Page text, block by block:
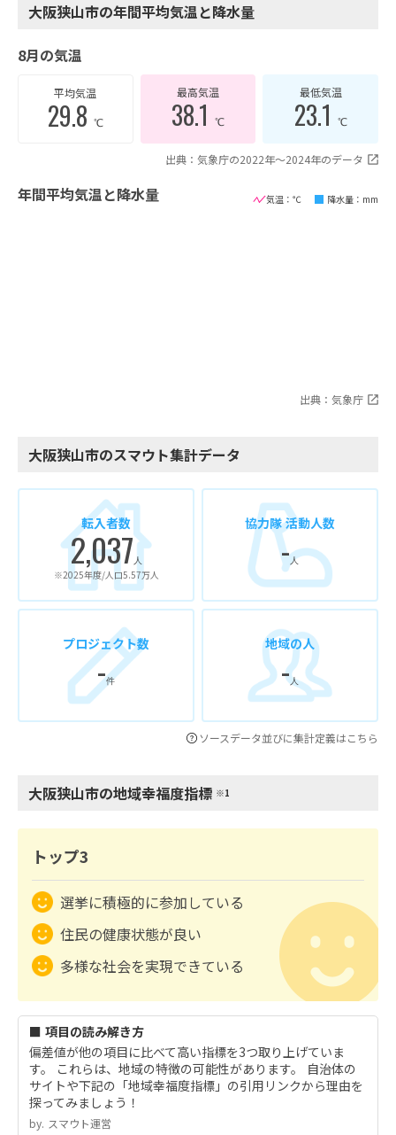
大阪狭山市の年間平均気温と降水量
8月の気温
平均気温
29.8 ℃
最高気温
38.1 ℃
最低気温
23.1 ℃
出典：気象庁の2022年〜2024年のデータ
年間平均気温と降水量 気温：℃ 降水量：mm
出典：気象庁
大阪狭山市のスマウト集計データ
転入者数
2,037 人
※2025年度/人口5.57万人
協力隊 活動人数
-人
プロジェクト数
-件
地域の人
-人
ソースデータ並びに集計定義はこちら
大阪狭山市の地域幸福度指標 ※1
トップ3
選挙に積極的に参加している
住民の健康状態が良い
多様な社会を実現できている
■ 項目の読み解き方
偏差値が他の項目に比べて高い指標を3つ取り上げていま
す。 これらは、地域の特徴の可能性があります。 自治体の
サイトや下記の「地域幸福度指標」の引用リンクから理由を
探ってみましょう！
by.︎ スマウト運営